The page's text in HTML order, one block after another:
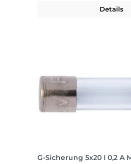
Details
G-Sicherung 5x20 I 0,2 A